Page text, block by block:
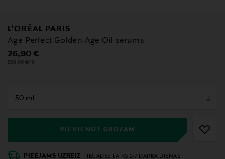
L'ORÉAL PARIS
Age Perfect Golden Age Oil serums
Original Price
26,90 €
538,00 €/1l
PIEVIENOT GROZAM
PIEEJAMS UZREIZ
PIEGĀDES LAIKS 2-7 DARBA DIENAS